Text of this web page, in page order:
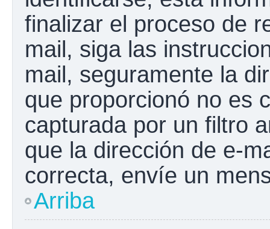
finalizar el proceso de
mail, siga las
mail, seguramente la
que proporcionó no es
capturada por un filtro
que la dirección de e-
correcta, envíe un
Arriba